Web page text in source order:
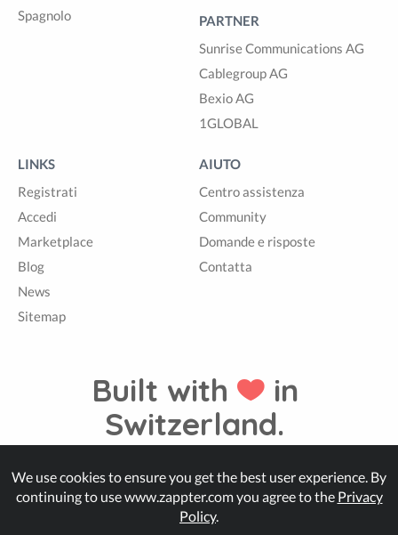
Spagnolo
PARTNER
Sunrise Communications AG
Cablegroup AG
Bexio AG
1GLOBAL
LINKS
Registrati
Accedi
Marketplace
Blog
News
Sitemap
AIUTO
Centro assistenza
Community
Domande e risposte
Contatta
Built with
in
Switzerland.
© Zappter
We use cookies to ensure you get the best user experience. By
continuing to use www.zappter.com you agree to the Privacy
Policy.